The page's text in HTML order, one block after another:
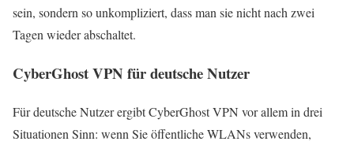
sein, sondern so unkompliziert, dass man sie nicht nach zwei
Tagen wieder abschaltet.
CyberGhost VPN für deutsche Nutzer
Für deutsche Nutzer ergibt CyberGhost VPN vor allem in drei
Situationen Sinn: wenn Sie öffentliche WLANs verwenden,